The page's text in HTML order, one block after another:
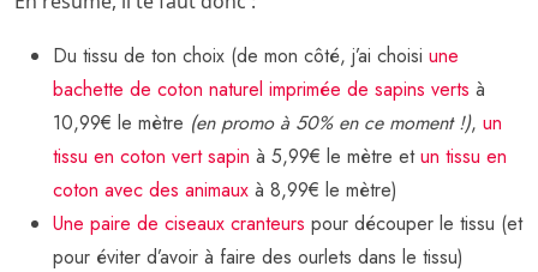
Du tissu de ton choix (de mon côté, j’ai choisi une
bachette de coton naturel imprimée de sapins verts à
10,99€ le mètre (en promo à 50% en ce moment !), un
tissu en coton vert sapin à 5,99€ le mètre etun tissu en
coton avec des animaux à 8,99€ le mètre)
Une paire de ciseaux cranteurs pour découper le tissu (et
pour éviter d’avoir à faire des ourlets dans le tissu)